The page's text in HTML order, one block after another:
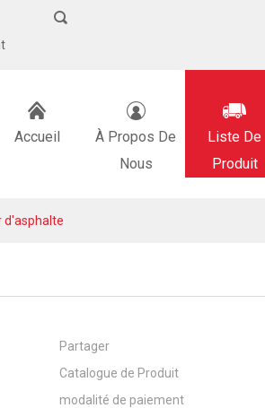
Accueil
À Propos De
Nous
Liste De
Produit
d'asphalte
Partager
Catalogue de Produit
modalité de paiement